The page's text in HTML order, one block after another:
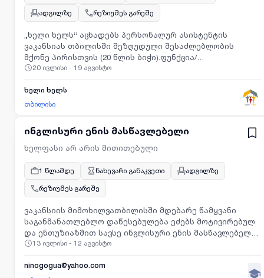
ადგილზე
რეზიუმეს გარეშე
„ხელი ხელს“ აცხადებს პერსონალურ ასისტენტის
ვაკანსიას თბილისში შეზღუდული შესაძლებლობის
მქონე პირისთვის (20 წლის ბიჭი).ფუნქცია/
მოვალეობები:ბენეფიციართან ბინაზე ვიზიტი და
(ფუნქციური უნარ-ჩვევების, თვითმოვლის, კვების,
ჰიგიენის, ყოფითი ხასიათის სხვადასხვა უნარების
დროის ცვლილება)ლოკაცია - ავლაბარიანაზღაურება -
საათში 9 ლარი, უქმეებზე 10 ლარი - თვეში დაახლოებით
გაყოლა ქალაქგარეთ რამდენიმე დღე მონაცვლეობით-
დღეში 100 ლარიდაინტერესების შემთხვევაში
დაგვიკავშირდით:551 35 05
20 ივლისი - 19 აგვისტო
ხელი ხელს
თბილისი
ინგლისური ენის მასწავლებელი
ხელფასი არ არის მითითებული
1 წლამდე ნახევარი განაკვეთი
ადგილზე
რეზიუმეს გარეშე
ვაკანსიის მიმოხილვათბილისში მდებარე წამყვანი
საგანმანათლებლო დაწესებულება ეძებს მოტივირებულ
და ენთუზიაზმით სავსე ინგლისური ენის მასწავლებელს,
რომელიც შეუერთდება ჩვენს პროფესიონალ გუნდს
ინოვაციური და სტუდენტზე ორიენტირებული სასწავლო
13 ივლისი - 12 აგვისტო
ninogogua@yahoo.com